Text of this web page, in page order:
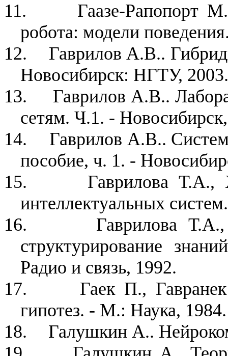
11.
Гаазе-Рапопорт
робота: модели
12.
Гаврилов А.В..
Новосибирск: НГТУ, 2003.
13.
Гаврилов А.В..
сетям. Ч.1. -
14.
Гаврилов А.В..
пособие, ч. 1. -
15.
Гаврилова
интеллектуальных
16.
Гаврилова
структурирование
Радио и связь, 1992.
17.
Гаек П.,
гипотез. - М.: Наука, 1984.
18.
Галушкин А..